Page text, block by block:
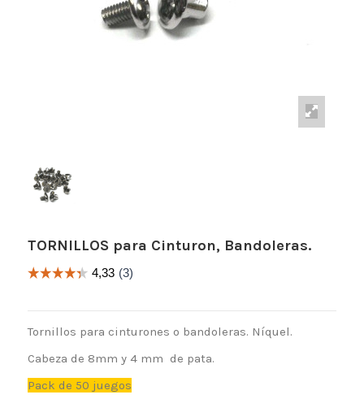
TORNILLOS para Cinturon, Bandoleras.
Tornillos para cinturones o bandoleras. Níquel.
Cabeza de 8mm y 4 mm de pata.
Pack de 50 juegos